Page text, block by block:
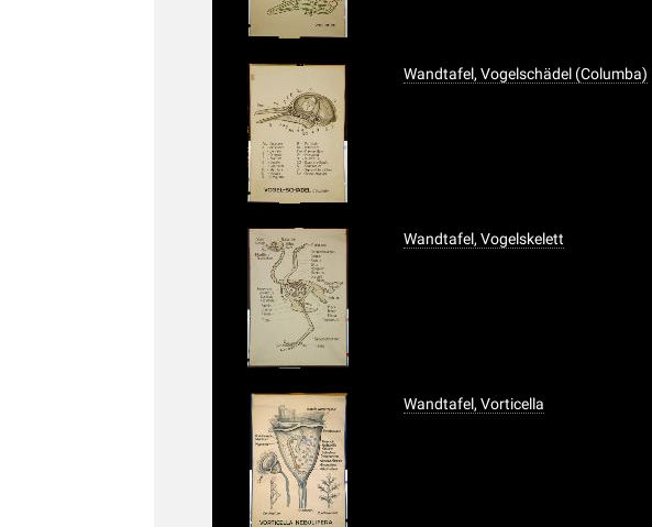
Wandtafel, Vogelschädel (Columba)
Wandtafel, Vogelskelett
Wandtafel, Vorticella